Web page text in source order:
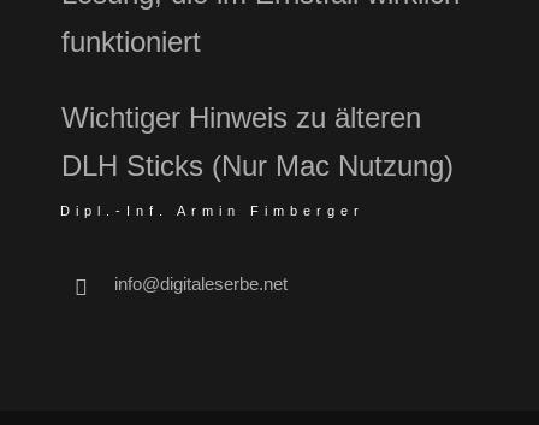
funktioniert
Wichtiger Hinweis zu älteren
DLH Sticks (Nur Mac Nutzung)
Dipl.-Inf. Armin Fimberger
info@digitaleserbe.net